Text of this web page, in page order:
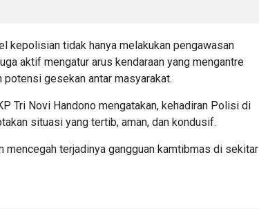
kepolisian tidak hanya melakukan pengawasan
aktif mengatur arus kendaraan yang mengantre
potensi gesekan antar masyarakat.
Tri Novi Handono mengatakan, kehadiran Polisi di
situasi yang tertib, aman, dan kondusif.
mencegah terjadinya gangguan kamtibmas di sekitar